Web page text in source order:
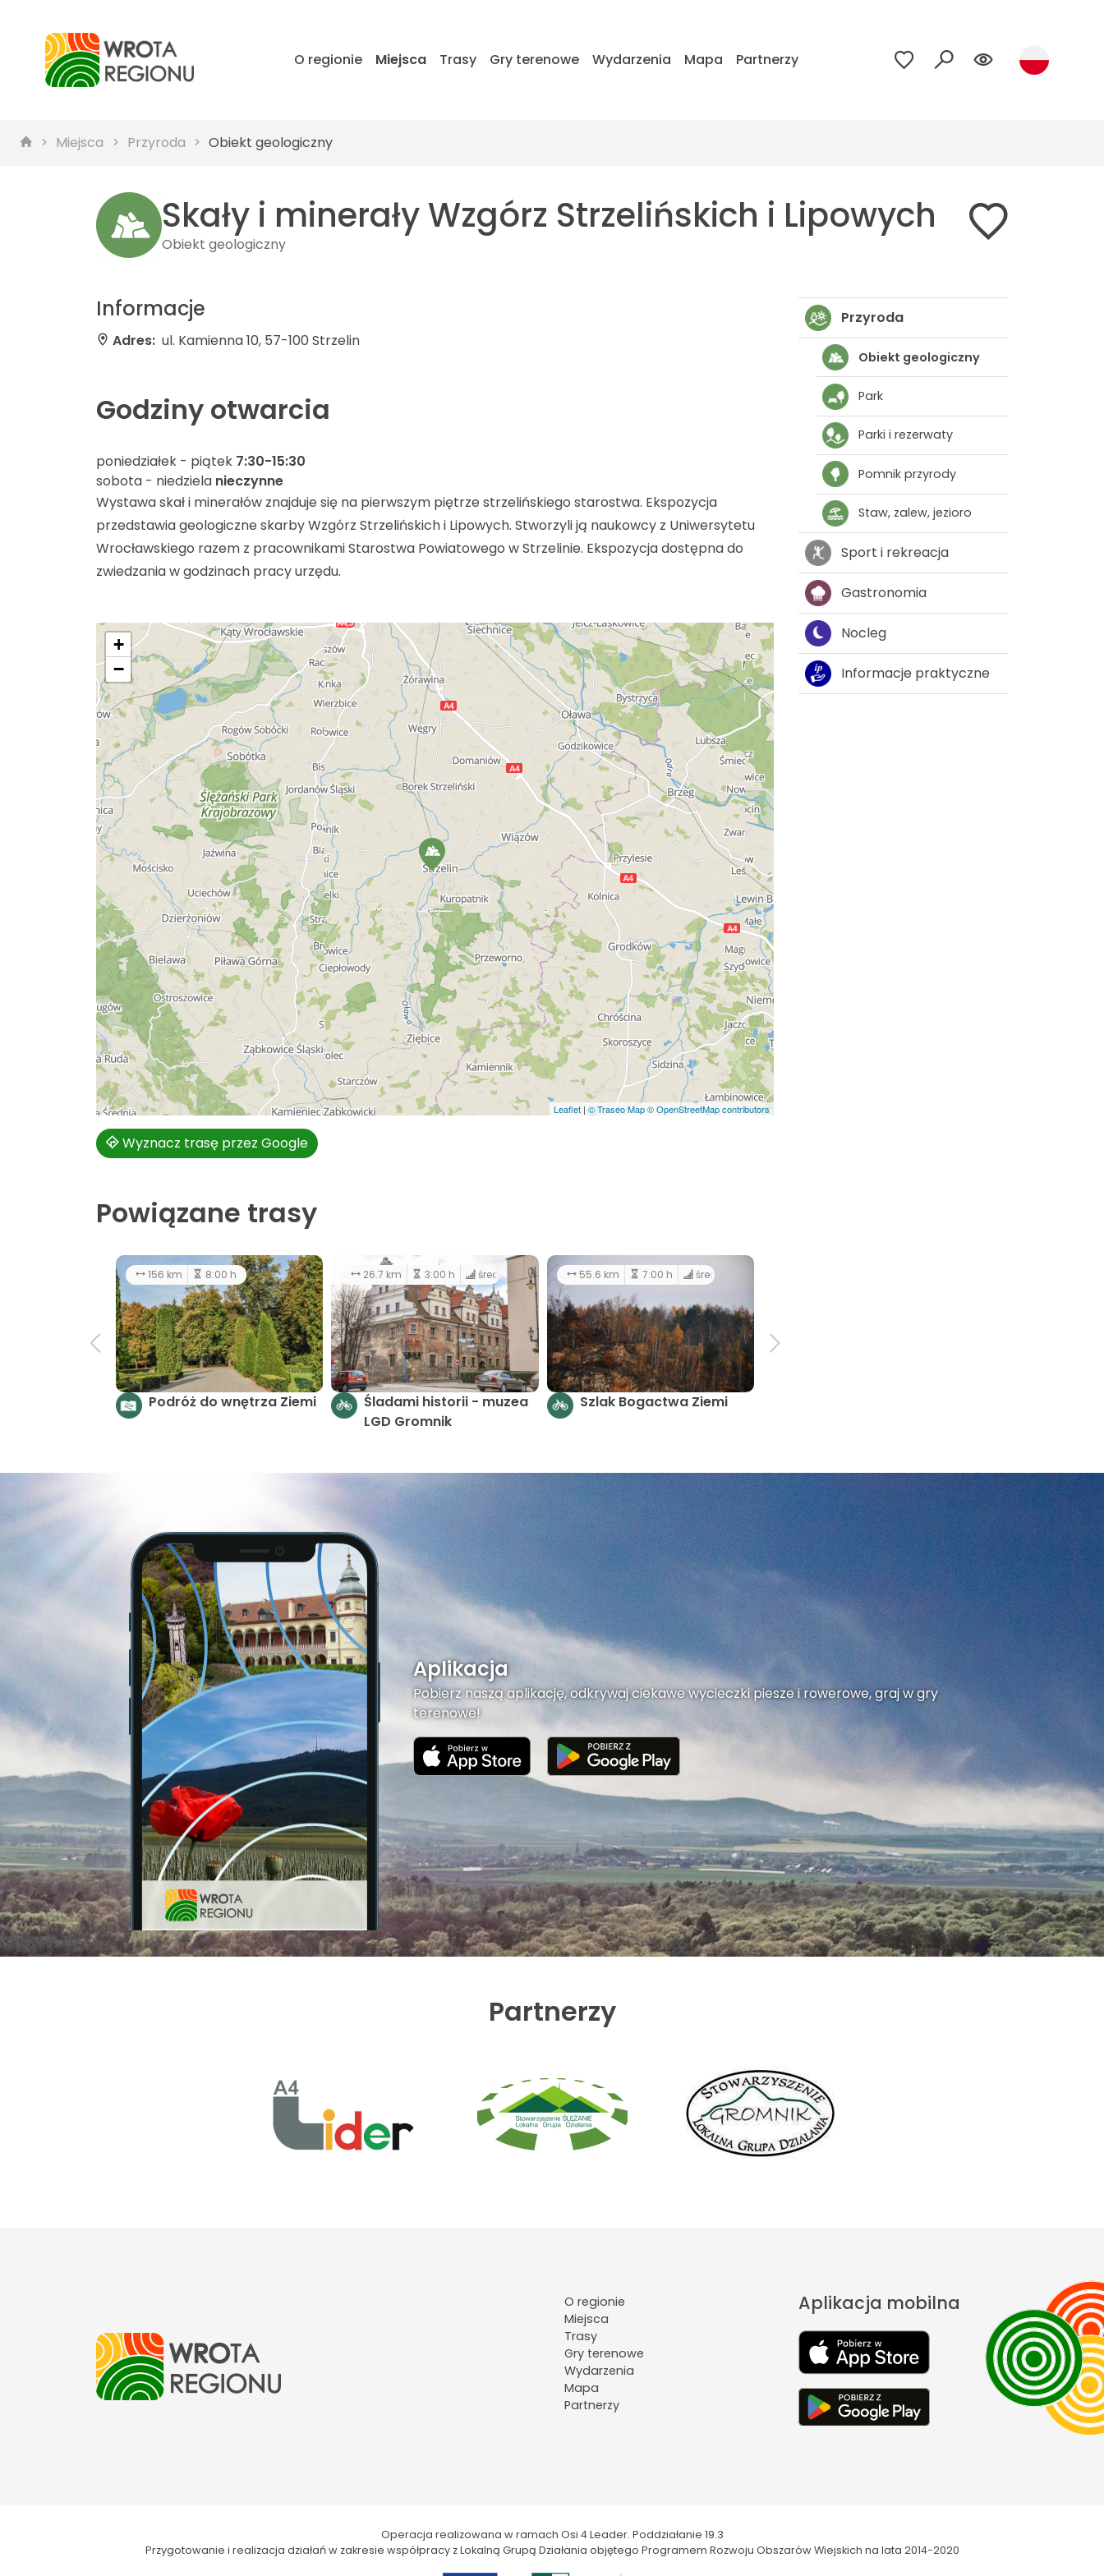
O regionie Miejsca Trasy Gry terenowe Wydarzenia Mapa Partnerzy
Miejsca Przyroda Obiekt geologiczny
Skały i minerały Wzgórz Strzelińskich i Lipowych
Obiekt geologiczny
Informacje
Adres: ul. Kamienna 10, 57-100 Strzelin
Godziny otwarcia
poniedziałek - piątek 7:30-15:30
sobota - niedziela nieczynne
Wystawa skał i minerałów znajduje się na pierwszym piętrze strzelińskiego starostwa. Ekspozycja
przedstawia geologiczne skarby Wzgórz Strzelińskich i Lipowych. Stworzyli ją naukowcy z Uniwersytetu
Wrocławskiego razem z pracownikami Starostwa Powiatowego w Strzelinie. Ekspozycja dostępna do
zwiedzania w godzinach pracy urzędu.
+
−
Leaflet | © Traseo Map© OpenStreetMap contributors
Wyznacz trasę przez Google
Powiązane trasy
156 km 8:00 h
Podróż do wnętrza Ziemi
26.7 km 3:00 h średni
Śladami historii - muzea
LGD Gromnik
55.6 km 7:00 h średni
Szlak Bogactwa Ziemi
Przyroda
Obiekt geologiczny
Park
Parki i rezerwaty
Pomnik przyrody
Staw, zalew, jezioro
Sport i rekreacja
Gastronomia
Nocleg
Informacje praktyczne
Aplikacja
Pobierz naszą aplikację, odkrywaj ciekawe wycieczki piesze i rowerowe, graj w gry
terenowe!
Partnerzy
O regionie
Miejsca
Trasy
Gry terenowe
Wydarzenia
Mapa
Partnerzy
Aplikacja mobilna
Operacja realizowana w ramach Osi 4 Leader. Poddziałanie 19.3
Przygotowanie i realizacja działań w zakresie współpracy z Lokalną Grupą Działania objętego Programem Rozwoju Obszarów Wiejskich na lata 2014-2020